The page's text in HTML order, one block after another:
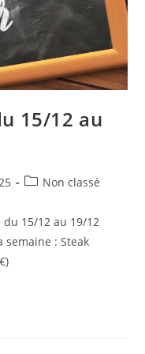
15/12 au
Non classé
15/12 au 19/12
: Steak